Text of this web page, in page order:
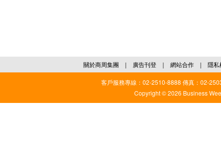
關於商周集團 ｜ 廣告刊登 ｜ 網站合作 ｜ 隱私
客戶服務專線：02-2510-8888 傳真：02-
Copyright © 2026 Business